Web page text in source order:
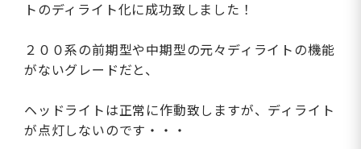
トのディライト化に成功致しました！
２００系の前期型や中期型の元々ディライトの機能
がないグレードだと、
ヘッドライトは正常に作動致しますが、ディライト
が点灯しないのです・・・